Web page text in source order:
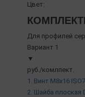
Цвет:
Для профилей
Вариант 1
▼
руб./комлпект.
1. Винт М8х16
2. Шайба плоская